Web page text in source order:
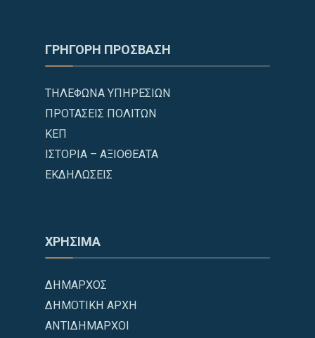
ΓΡΗΓΟΡΗ ΠΡΟΣΒΑΣΗ
ΤΗΛΕΦΩΝΑ ΥΠΗΡΕΣΙΩΝ
ΠΡΟΤΑΣΕΙΣ ΠΟΛΙΤΩΝ
ΚΕΠ
ΙΣΤΟΡΙΑ – ΑΞΙΟΘΕΑΤΑ
ΕΚΔΗΛΩΣΕΙΣ
ΧΡΗΣΙΜΑ
ΔΗΜΑΡΧΟΣ
ΔΗΜΟΤΙΚΗ ΑΡΧΗ
ΑΝΤΙΔΗΜΑΡΧΟΙ